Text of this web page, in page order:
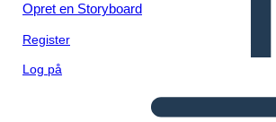
Opret en Storyboard
Register
Log på